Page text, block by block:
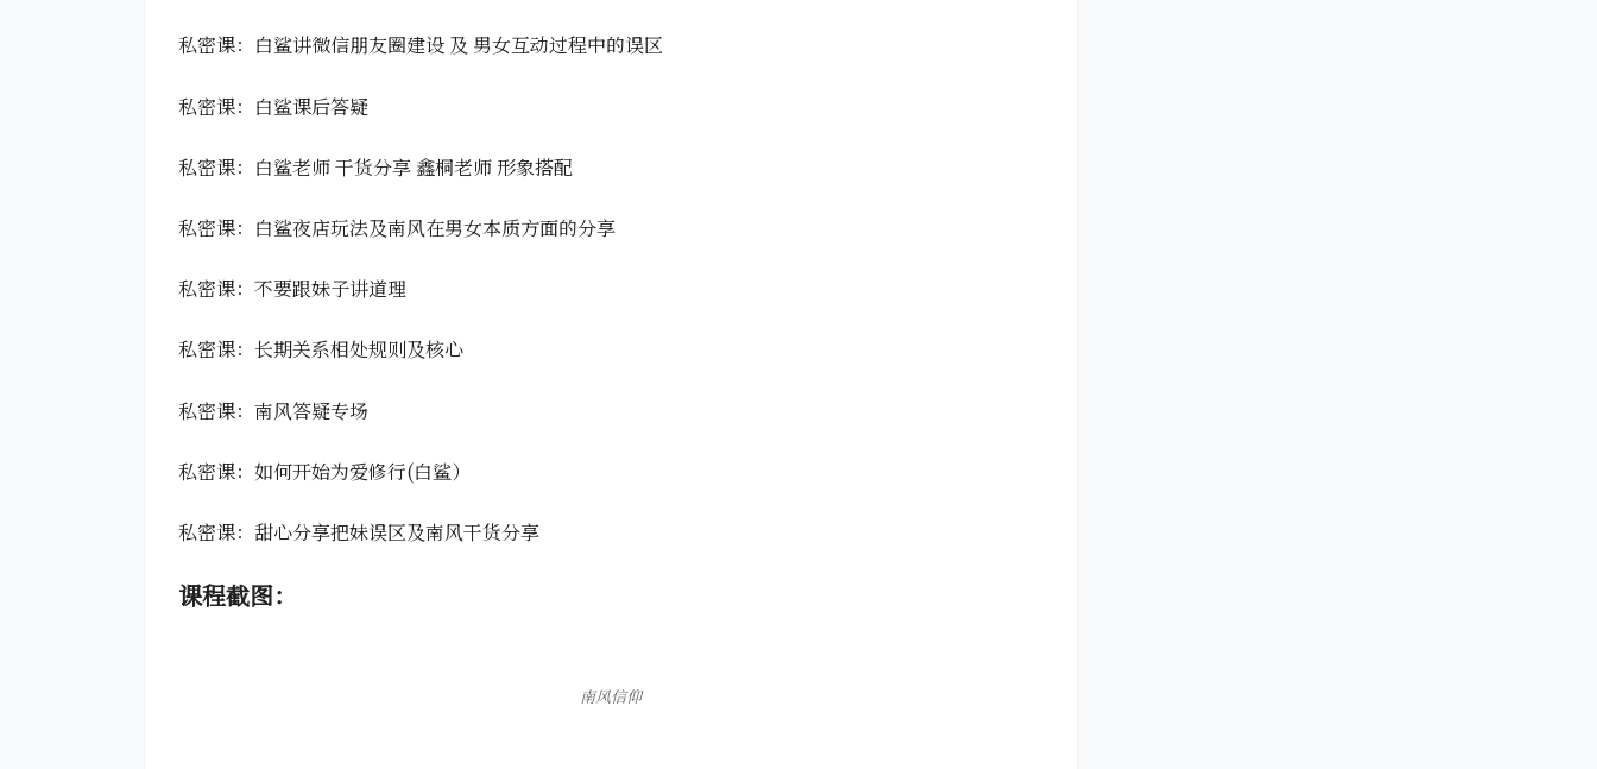
私密课：白鲨讲微信朋友圈建设 及 男女互动过程中的误区
私密课：白鲨课后答疑
私密课：白鲨老师 干货分享 鑫桐老师 形象搭配
私密课：白鲨夜店玩法及南风在男女本质方面的分享
私密课：不要跟妹子讲道理
私密课：长期关系相处规则及核心
私密课：南风答疑专场
私密课：如何开始为爱修行(白鲨）
私密课：甜心分享把妹误区及南风干货分享
课程截图：
南风信仰